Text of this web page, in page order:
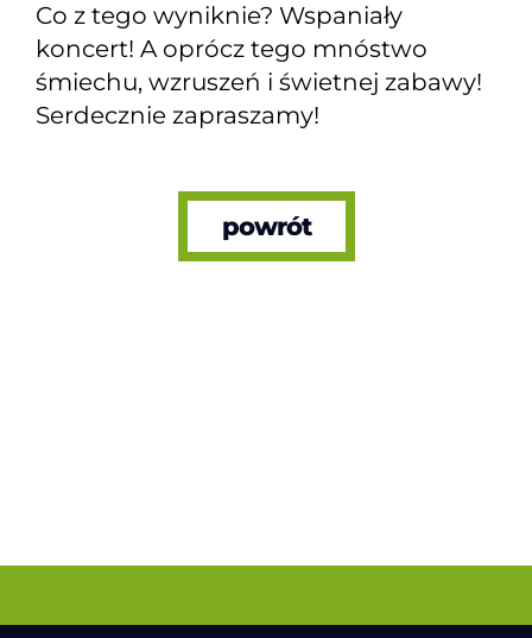
Co z tego wyniknie? Wspaniały
koncert! A oprócz tego mnóstwo
śmiechu, wzruszeń i świetnej zabawy!
Serdecznie zapraszamy!
powrót